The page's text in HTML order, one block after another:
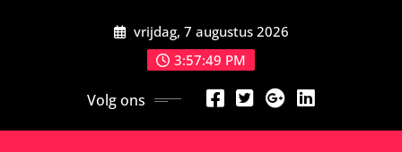
vrijdag, 7 augustus 2026
3:57:50 PM
Volg ons